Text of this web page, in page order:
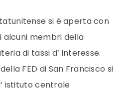
si è aperta con
alcuni membri della
di tassi d’ interesse.
FED di San Francisco si
istituto centrale